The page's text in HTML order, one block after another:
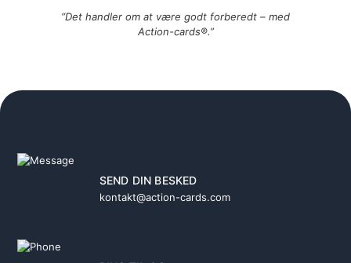
“Det handler om at være godt forberedt – med
Action-cards®.”
SEND DIN BESKED
kontakt@action-cards.com